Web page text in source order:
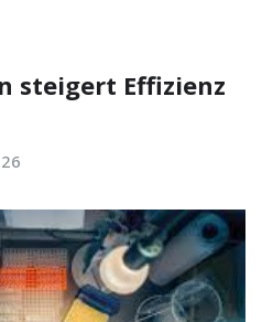
steigert Effizienz